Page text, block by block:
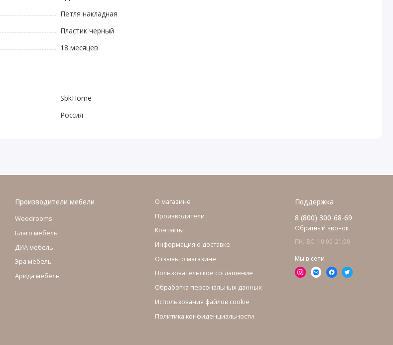
Петля накладная
Пластик черный
18 месяцев
SbkHome
Россия
Производители мебели
Woodrooms
Благо мебель
ДИА мебель
Эра мебель
Арида мебель
О магазине
Производители
Контакты
Информация о доставке
Отзывы о магазине
Пользовательское соглашение
Обработка персональных данных
Использования файлов cookie
Политика конфиденциальности
Поддержка
8 (800) 300-68-69
Обратный звонок
ПН.-ВС. 10:00-21:00
Мы в сети